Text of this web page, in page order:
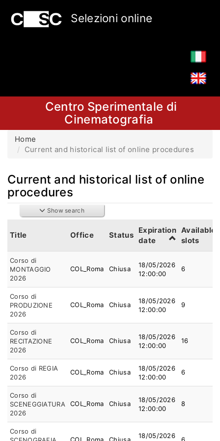
Selezioni online
Centro Sperimentale di
Cinematografia
Home
Current and historical list of online procedures
Current and historical list of online
procedures
Search
Show search
Title Office Status
Expiration
date
Available
slots
Corso di
MONTAGGIO
2026
COL_Roma Chiusa
18/05/2026
12:00:00
6
Corso di
PRODUZIONE
2026
COL_Roma Chiusa
18/05/2026
12:00:00
9
Corso di
RECITAZIONE
2026
COL_Roma Chiusa
18/05/2026
12:00:00
16
Corso di REGIA
2026
COL_Roma Chiusa
18/05/2026
12:00:00
6
Corso di
SCENEGGIATURA
2026
COL_Roma Chiusa
18/05/2026
12:00:00
8
Corso di
18/05/2026